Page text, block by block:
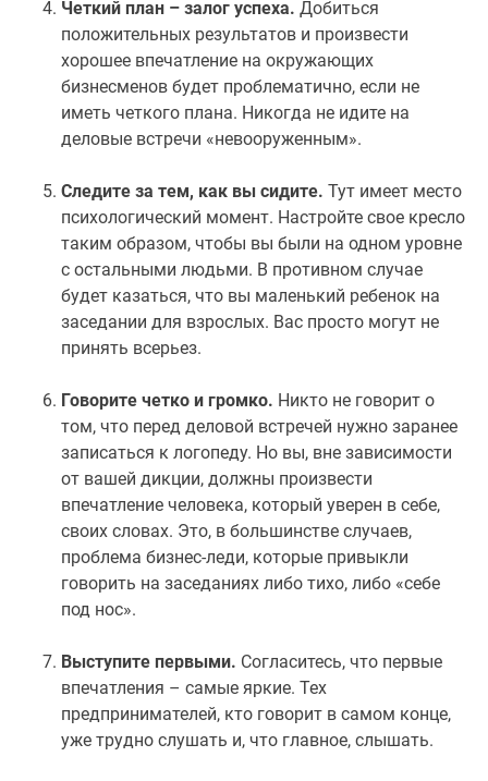
Четкий план – залог успеха. Добиться
положительных результатов и произвести
хорошее впечатление на окружающих
бизнесменов будет проблематично, если не
иметь четкого плана. Никогда не идите на
деловые встречи «невооруженным».
Следите за тем, как вы сидите. Тут имеет место
психологический момент. Настройте свое кресло
таким образом, чтобы вы были на одном уровне
с остальными людьми. В противном случае
будет казаться, что вы маленький ребенок на
заседании для взрослых. Вас просто могут не
принять всерьез.
Говорите четко и громко. Никто не говорит о
том, что перед деловой встречей нужно заранее
записаться к логопеду. Но вы, вне зависимости
от вашей дикции, должны произвести
впечатление человека, который уверен в себе,
своих словах. Это, в большинстве случаев,
проблема бизнес-леди, которые привыкли
говорить на заседаниях либо тихо, либо «себе
под нос».
Выступите первыми. Согласитесь, что первые
впечатления – самые яркие. Тех
предпринимателей, кто говорит в самом конце,
уже трудно слушать и, что главное, слышать.